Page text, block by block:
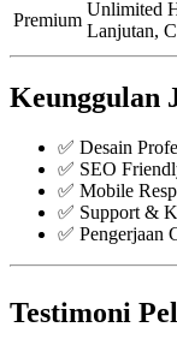
Premium
Unlimited
Lanjutan,
Keunggulan
✅ Desain
✅ SEO
✅ Mobile
✅ Support &
✅ Pengerjaan
Testimoni